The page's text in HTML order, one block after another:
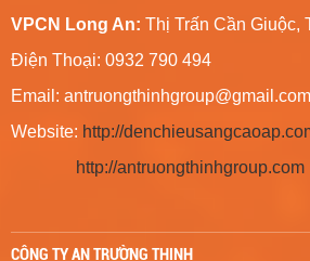
VPCN Long An: Thị Trấn Cần Giuộc,
Điện Thoại: 0932 790 494
Email: antruongthinhgroup@gmail.com
Website: http://
http://antruongthinhgroup.com
CÔNG TY AN TRƯỜNG THỊNH